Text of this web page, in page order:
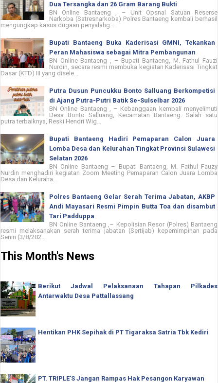
Dua Tersangka dan 26 Gram Barang Bukti
BN Online Bantaeng , – Unit Opsnal Satuan Reserse
Narkoba (Satresnarkoba) Polres Bantaeng kembali berhasil
mengungkap kasus dugaan penyalahg...
Bupati Bantaeng Buka Kaderisasi GMNI, Tekankan
Peran Mahasiswa sebagai Mitra Pembangunan
BN Online Bantaeng , – Bupati Bantaeng, M. Fathul Fauzi
Nurdin, secara resmi membuka kegiatan Kaderisasi Tingkat
Dasar (KTD) III yang disele...
Putra Dusun Puncukku Bonto Salluang Berkompetisi
di Ajang Putra-Putri Batik Se-Sulselbar 2026
BN Online Bantaeng , – Kebanggaan kembali menyelimuti
Desa Bonto Salluang, Kecamatan Bantaeng. Salah satu
putra terbaiknya, Reski Hendri Wig...
Bupati Bantaeng Hadiri Pemaparan Calon Juara
Lomba Desa dan Kelurahan Tingkat Provinsi Sulawesi
Selatan 2026
BN Online Bantaeng – Bupati Bantaeng, M. Fathul Fauzy
Nurdin menghadiri kegiatan Zoom Meeting Pemaparan Calon Juara Lomba
Desa dan Keluraha...
Polres Bantaeng Gelar Serah Terima Jabatan, AKBP
Andi Mayasari Resmi Pimpin Butta Toa dan disambut
Tari Padduppa
BN Online Bantaeng ,– Kepolisian Resor (Polres) Bantaeng
resmi melaksanakan serah terima jabatan (Sertijab) kepemimpinan pada
Senin (3/8/202...
This Month's News
Berikut Jadwal Pelaksanaan Tahapan Pilkades
Antarwaktu Desa Pattallassang
Hentikan PHK Sepihak di PT Tigaraksa Satria Tbk Kediri
PT. TRIPLE'S Jangan Rampas Hak Pesangon Karyawan